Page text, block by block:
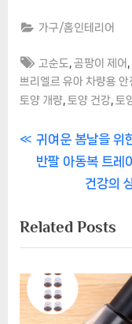
가구/홈인테리어
Tags:
고순도 ,곰팡이 제어
쁘리엘르 유아 차량용 안
토양 개량 토양 건강 토
글
게
이
션
P
r
i
o
P
귀여운 봄날을 위
반팔 아동복 트레
N
x
t
P
o
s
건강의
Related Posts